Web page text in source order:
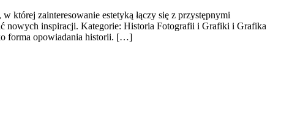
której zainteresowanie estetyką łączy się z przystępnymi
nowych inspiracji. Kategorie: Historia Fotografii i Grafiki i Grafika
forma opowiadania historii. […]